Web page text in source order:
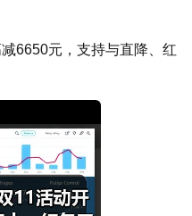
6650元，支持与直降、红